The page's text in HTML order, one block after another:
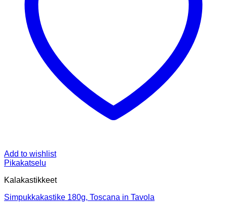
Add to wishlist
Pikakatselu
Kalakastikkeet
Simpukkakastike 180g, Toscana in Tavola